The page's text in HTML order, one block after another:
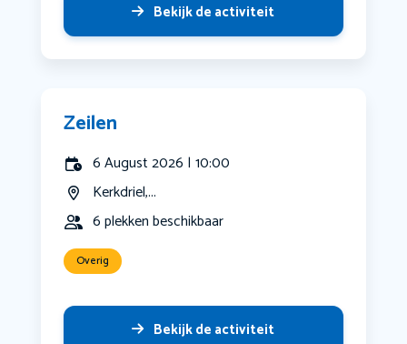
Bekijk de activiteit
Zeilen
6 August 2026 | 10:00
Kerkdriel,...
6 plekken beschikbaar
Overig
Bekijk de activiteit